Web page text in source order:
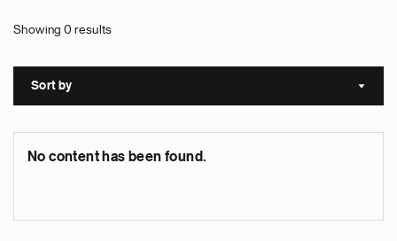
Showing 0 results
Sort by Sort
No content has been found.